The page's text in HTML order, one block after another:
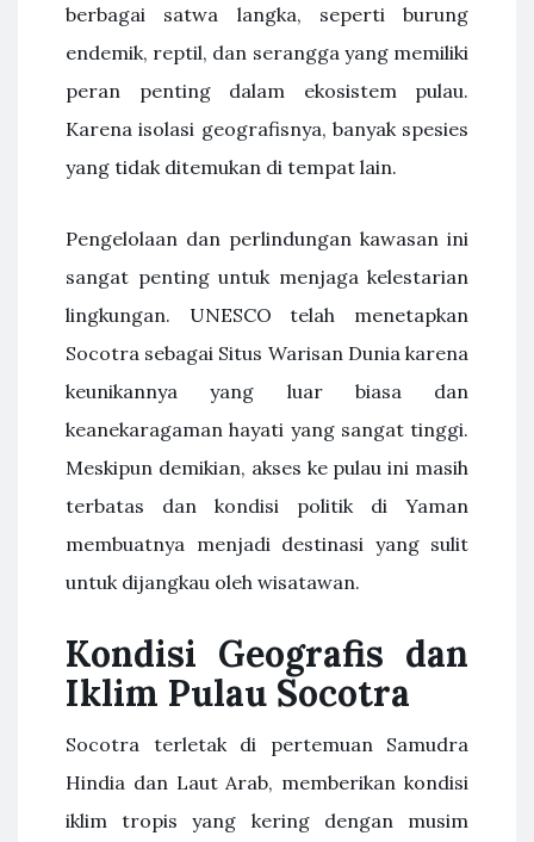
berbagai satwa langka, seperti burung
endemik, reptil, dan serangga yang memiliki
peran penting dalam ekosistem pulau.
Karena isolasi geografisnya, banyak spesies
yang tidak ditemukan di tempat lain.
Pengelolaan dan perlindungan kawasan ini
sangat penting untuk menjaga kelestarian
lingkungan. UNESCO telah menetapkan
Socotra sebagai Situs Warisan Dunia karena
keunikannya yang luar biasa dan
keanekaragaman hayati yang sangat tinggi.
Meskipun demikian, akses ke pulau ini masih
terbatas dan kondisi politik di Yaman
membuatnya menjadi destinasi yang sulit
untuk dijangkau oleh wisatawan.
Kondisi Geografis dan
Iklim Pulau Socotra
Socotra terletak di pertemuan Samudra
Hindia dan Laut Arab, memberikan kondisi
iklim tropis yang kering dengan musim